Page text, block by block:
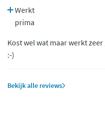
Werkt
prima
Kost wel wat maar werkt
:-)
Bekijk alle reviews